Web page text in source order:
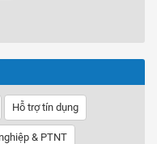
Hỗ trợ tín dụng
& PTNT